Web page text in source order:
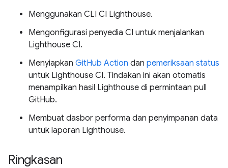
Menggunakan CLI CI Lighthouse.
Mengonfigurasi penyedia CI untuk menjalankan
Lighthouse CI.
Menyiapkan GitHub Action dan pemeriksaan status
untuk Lighthouse CI. Tindakan ini akan otomatis
menampilkan hasil Lighthouse di permintaan pull
GitHub.
Membuat dasbor performa dan penyimpanan data
untuk laporan Lighthouse.
Ringkasan